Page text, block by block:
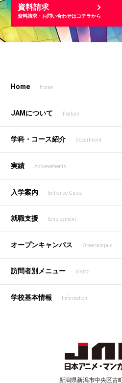
資料請求
資料請求・お問い合わせはコチラから
Home Home
JAMについて Feature
学科・コース紹介 Department
実績 Achievements
入学案内 Entrance Guide
就職支援 Employment
オープンキャンパス Opencampus
訪問者別メニュー Visitor
学校基本情報 Information
新潟県新潟市中央区古